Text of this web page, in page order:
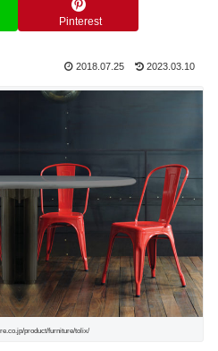
Pinterest
2018.07.25 2023.03.10
product/furniture/tolix/